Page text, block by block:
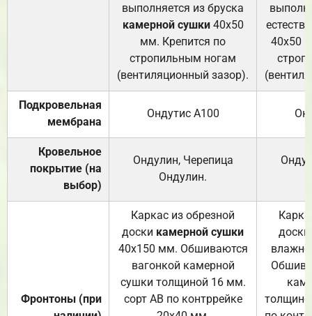
выполняется из бруска
камерной сушки40х50
мм. Крепится по
стропильным ногам
(вентиляционный зазор).
40х50
Подкровельная
мембрана
Ондутис А100
Кровельное
покрытие (на
выбор)
Ондулин, Черепица
Ондулин.
Фронтоны (при
Каркас из обрезной
доски камерной сушки
40х150 мм. Обшиваются
вагонкой камерной
сушки толщиной 16 мм.
сорт АВ по контррейке
доски